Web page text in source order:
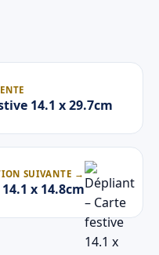
14.1 x 29.7cm
SUIVANTE →
x 14.8cm